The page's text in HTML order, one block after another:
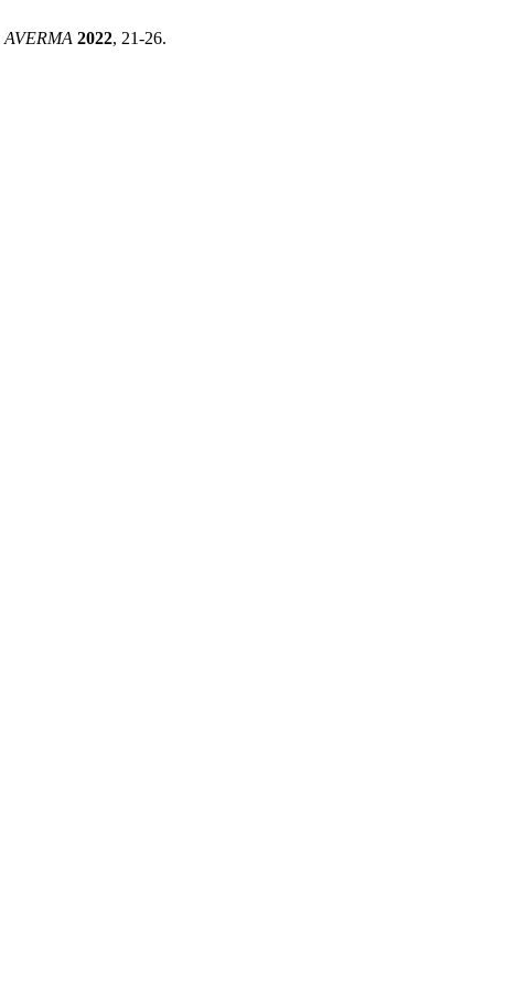
AVERMA 2022, 21-26.